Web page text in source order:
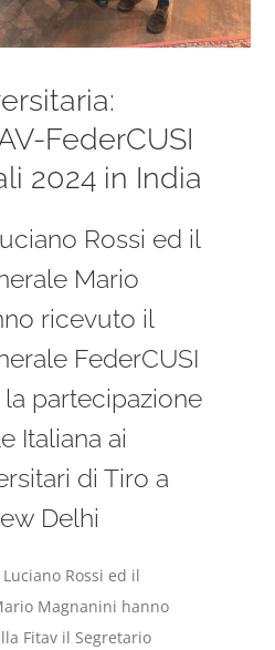
FederCUSI
2024 in India
Rossi ed il
Mario
ricevuto il
FederCUSI
partecipazione
Italiana ai
di Tiro a
Delhi
Rossi ed il
Magnanini hanno
Fitav il Segretario